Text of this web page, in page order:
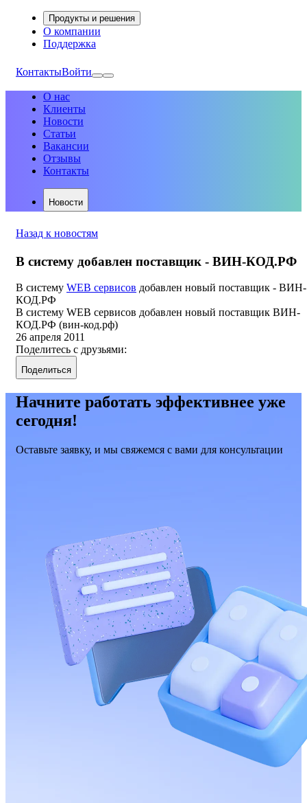
Продукты и решения
О компании
Поддержка
КонтактыВойти
О нас
Клиенты
Новости
Статьи
Вакансии
Отзывы
Контакты
Новости
Назад к новостям
В систему добавлен поставщик - ВИН-КОД.РФ
В систему WEB сервисов добавлен новый поставщик - ВИН-
КОД.РФ
В систему WEB сервисов добавлен новый поставщик ВИН-
КОД.РФ (вин-код.рф)
26 апреля 2011
Поделитесь с друзьями:
Поделиться
Начните работать эффективнее уже
сегодня!
Оставьте заявку, и мы свяжемся с вами для консультации